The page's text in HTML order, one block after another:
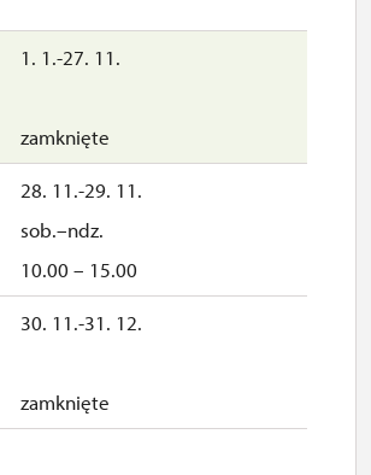
1. 1.-27. 11.
zamknięte
28. 11.-29. 11.
sob.–ndz.
10.00 – 15.00
30. 11.-31. 12.
zamknięte